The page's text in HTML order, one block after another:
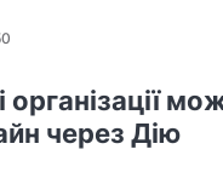
організації
через Дію